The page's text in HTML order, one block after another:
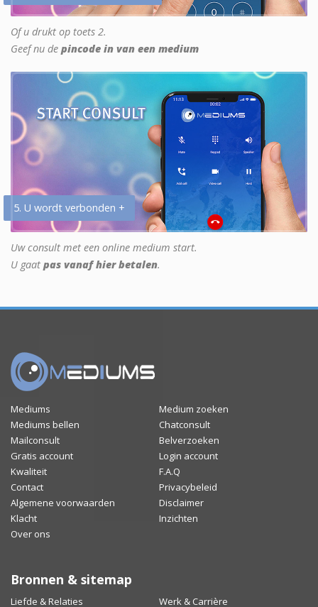
Of u drukt op toets 2.
Geef nu de pincode in van een medium
5. U wordt verbonden +
Uw consult met een online medium start.
U gaat pas vanaf hier betalen.
Mediums
Medium zoeken
Mediums bellen
Chatconsult
Mailconsult
Belverzoeken
Gratis account
Login account
Kwaliteit
F.A.Q
Contact
Privacybeleid
Algemene voorwaarden
Disclaimer
Klacht
Inzichten
Over ons
Bronnen & sitemap
Liefde & Relaties Werk & Carrière